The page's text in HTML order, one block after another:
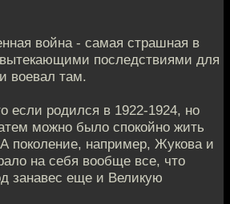
война - самая страшная в
последствиями для
воевал там.
если родился в 1922-1924, но
можно было спокойно жить
поколение, например, Жукова и
на себя вообще все, что
занавес еще и Великую